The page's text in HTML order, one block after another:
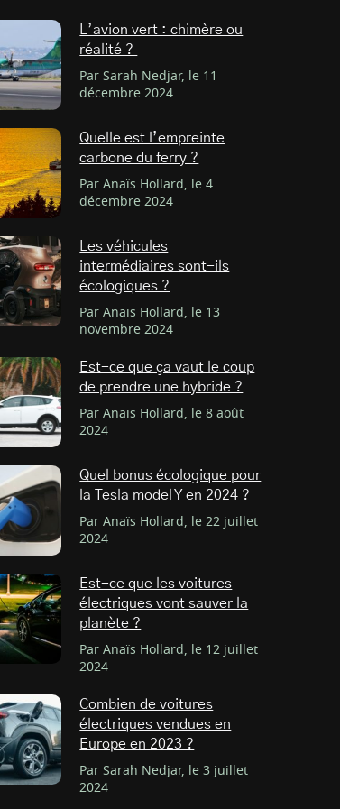
L’avion vert : chimère ou
réalité ?
Par Sarah Nedjar, le 11
décembre 2024
Quelle est l’empreinte
carbone du ferry ?
Par Anaïs Hollard, le 4
décembre 2024
Les véhicules
intermédiaires sont-ils
écologiques ?
Par Anaïs Hollard, le 13
novembre 2024
Est-ce que ça vaut le coup
de prendre une hybride ?
Par Anaïs Hollard, le 8 août
2024
Quel bonus écologique pour
la Tesla model Y en 2024 ?
Par Anaïs Hollard, le 22 juillet
2024
Est-ce que les voitures
électriques vont sauver la
planète ?
Par Anaïs Hollard, le 12 juillet
2024
Combien de voitures
électriques vendues en
Europe en 2023 ?
Par Sarah Nedjar, le 3 juillet
2024